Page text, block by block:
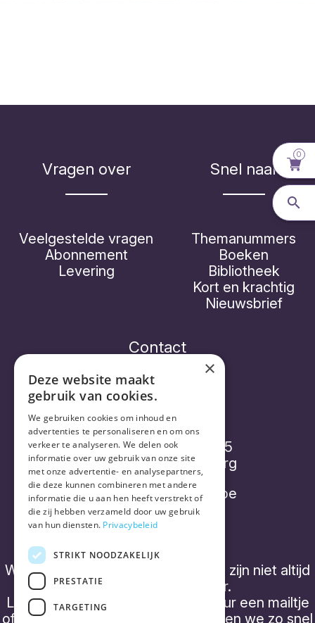
Vragen over
Veelgestelde vragen
Abonnement
Levering
Snel naar
Themanummers
Boeken
Bibliotheek
Kort en krachtig
Nieuwsbrief
Contact
Vorthex Aequo bv
Diepenbroekstraatje 15
2220 Heist-op-den-Berg
info@placebonocebo.be
+32 (0) 490 21 62 07
We hebben geen 'kantooruren' en zijn niet altijd
telefonisch bereikbaar.
Laat een boodschap achter of stuur een mailtje
of een WhatsApp bericht, dan nemen we zo snel
0
×
Deze website maakt
gebruik van cookies.
We gebruiken cookies om inhoud en
advertenties te personaliseren en om ons
verkeer te analyseren. We delen ook
informatie over uw gebruik van onze site
met onze advertentie- en analysepartners,
die deze kunnen combineren met andere
informatie die u aan hen heeft verstrekt of
die zij hebben verzameld door uw gebruik
van hun diensten. Privacybeleid
STRIKT NOODZAKELIJK
PRESTATIE
TARGETING